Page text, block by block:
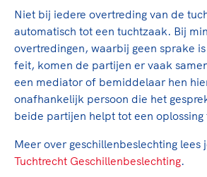
een rondje fietsen, door samen te
de sportschool te gaan. Door
voor Sifan Hassan, Rico
Groot en het Nederlands Elftal. Of
genieten van de karatewedstrijd
de halve marathon van je moeder
hockeywedstrijd van je
Lees verder
Beroepskrachten
Samen voor een veilige
sportomgeving
Voor welk gedrag staat de club?
langs de lijn, in de kleedkamer,
En wat mag vooral niet? Een
hier richting aan en is dus een
De TeamNL Academie biedt een
ontwikkelprogramma voor de
binnen TeamNL programma's:
bestuurders, (technisch)
toekomstig kader.
Niet bij iedere overtreding van de
automatisch tot een tuchtzaak. Bij
overtredingen, waarbij geen sprake
feit, komen de partijen er vaak
een mediator of bemiddelaar hen
onafhankelijk persoon die het
beide partijen helpt tot een oplossing
Meer over geschillenbeslechting lees
Tuchtrecht Geschillenbeslechting.